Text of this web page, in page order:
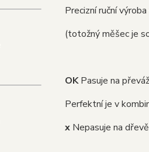
Precizní ruční
(totožný měšec je
OKPasuje na
Perfektní je v
x Nepasuje na